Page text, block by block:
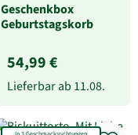
Geschenkbox
Geburtstagskorb
54,99 €
Lieferbar ab 11.08.